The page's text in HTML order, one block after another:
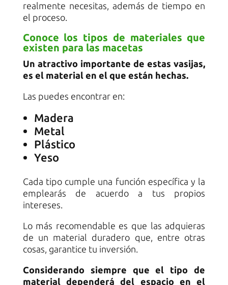
realmente necesitas, además de tiempo en
el proceso.
Conoce los tipos de materiales que
existen para las macetas
Un atractivo importante de estas vasijas,
es el material en el que están hechas.
Las puedes encontrar en:
Madera
Metal
Plástico
Yeso
Cada tipo cumple una función específica y la
emplearás de acuerdo a tus propios
intereses.
Lo más recomendable es que las adquieras
de un material duradero que, entre otras
cosas, garantice tu inversión.
Considerando siempre que el tipo de
material dependerá del espacio en el